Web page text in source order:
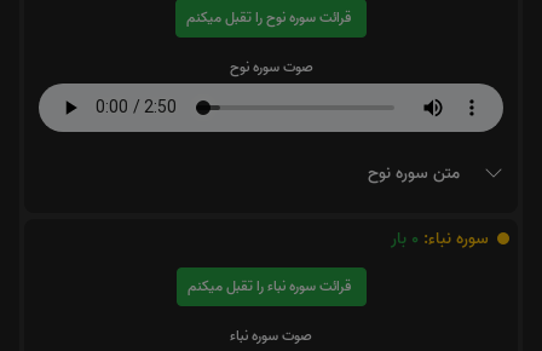
قرائت سوره نوح را تقبل میکنم
صوت سوره نوح
متن سوره نوح
سوره نباء: 0 بار
قرائت سوره نباء را تقبل میکنم
صوت سوره نباء